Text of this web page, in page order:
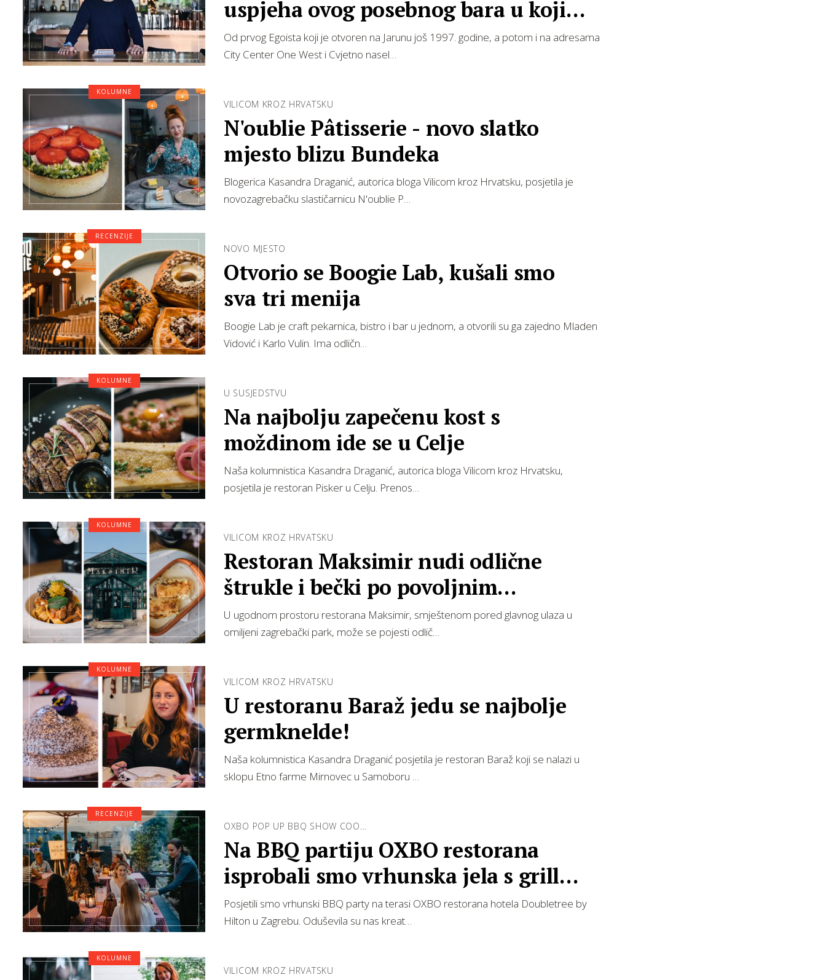
uspjeha ovog posebnog bara u koji
se gost…
Od prvog Egoista koji je otvoren na Jarunu još 1997. godine, a potom i na adresama
City Center One West i Cvjetno nasel…
VILICOM KROZ HRVATSKU
N'oublie Pâtisserie - novo slatko
mjesto blizu Bundeka
Blogerica Kasandra Draganić, autorica bloga Vilicom kroz Hrvatsku, posjetila je
novozagrebačku slastičarnicu N'oublie P…
KOLUMNE
NOVO MJESTO
Otvorio se Boogie Lab, kušali smo
sva tri menija
Boogie Lab je craft pekarnica, bistro i bar u jednom, a otvorili su ga zajedno Mladen
Vidović i Karlo Vulin. Ima odličn…
RECENZIJE
U SUSJEDSTVU
Na najbolju zapečenu kost s
moždinom ide se u Celje
Naša kolumnistica Kasandra Draganić, autorica bloga Vilicom kroz Hrvatsku,
posjetila je restoran Pisker u Celju. Prenos…
KOLUMNE
VILICOM KROZ HRVATSKU
Restoran Maksimir nudi odlične
štrukle i bečki po povoljnim
cijenama
U ugodnom prostoru restorana Maksimir, smještenom pored glavnog ulaza u
omiljeni zagrebački park, može se pojesti odlič…
KOLUMNE
VILICOM KROZ HRVATSKU
U restoranu Baraž jedu se najbolje
germknelde!
Naša kolumnistica Kasandra Draganić posjetila je restoran Baraž koji se nalazi u
sklopu Etno farme Mirnovec u Samoboru …
KOLUMNE
OXBO POP UP BBQ SHOW COO…
Na BBQ partiju OXBO restorana
isprobali smo vrhunska jela s grilla
chefa Marink…
Posjetili smo vrhunski BBQ party na terasi OXBO restorana hotela Doubletree by
Hilton u Zagrebu. Oduševila su nas kreat…
RECENZIJE
VILICOM KROZ HRVATSKU
KOLUMNE